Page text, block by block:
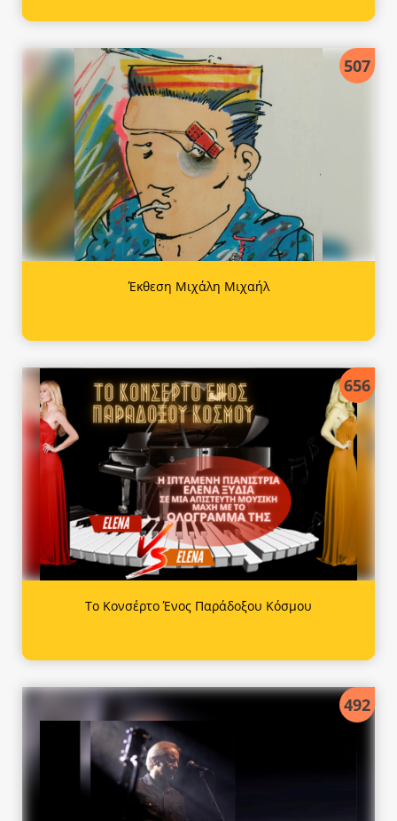
507
Έκθεση Μιχάλη Μιχαήλ
656
Το Κονσέρτο Ένος Παράδοξου Κόσμου
492